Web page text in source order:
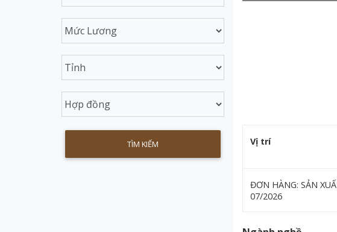
Vị trí
ĐƠN HÀNG: SẢN
07/2026